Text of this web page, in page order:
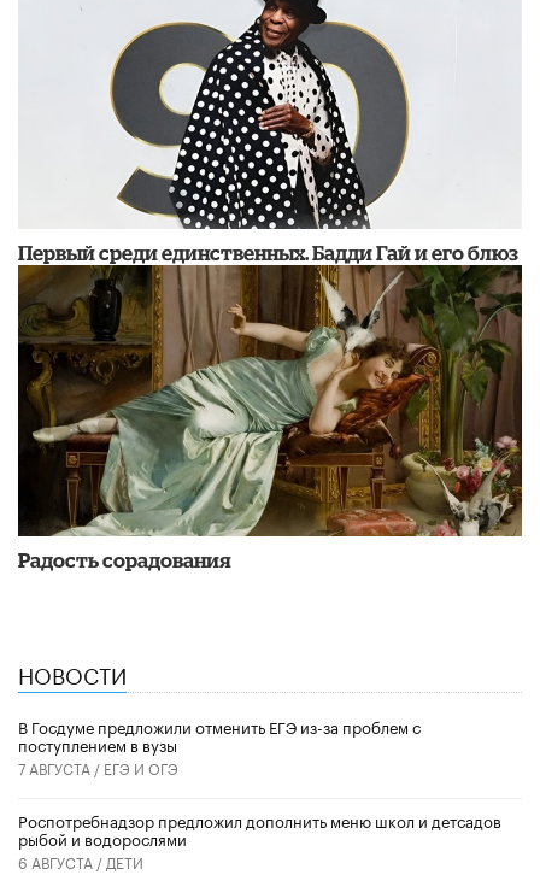
Первый среди единственных. Бадди Гай и его блюз
Радость сорадования
НОВОСТИ
В Госдуме предложили отменить ЕГЭ из-за проблем с
поступлением в вузы
7 АВГУСТА / ЕГЭ И ОГЭ
Роспотребнадзор предложил дополнить меню школ и детсадов
рыбой и водорослями
6 АВГУСТА / ДЕТИ